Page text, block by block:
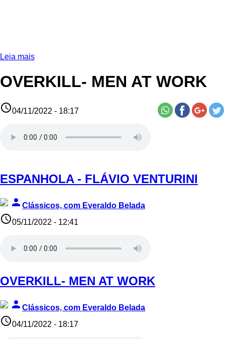
Leia mais
OVERKILL- MEN AT WORK
access_time04/11/2022 - 18:17
ESPANHOLA - FLÁVIO VENTURINI
person Clássicos, com Everaldo Belada
access_time05/11/2022 - 12:41
OVERKILL- MEN AT WORK
person Clássicos, com Everaldo Belada
access_time04/11/2022 - 18:17